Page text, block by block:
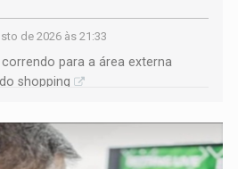
de 2026 às 21:33
para a área externa
shopping